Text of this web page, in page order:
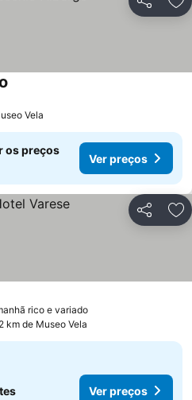
Partilhar
Vela
os preços
Ver preços
Partilhar
rico e variadoVer preços
km de Museo Vela
Ver preços